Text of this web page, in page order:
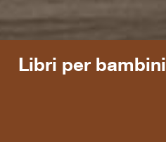
Libri per bambini